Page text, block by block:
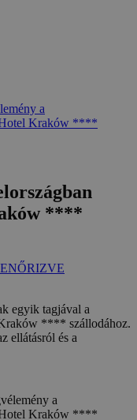
a
Hotel Kraków ****
****
egyik tagjával a
**** szállodához.
ellátásról és a